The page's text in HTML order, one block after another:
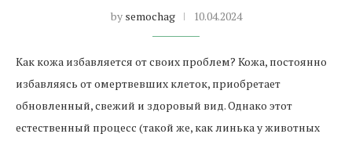
by semochag 10.04.2024
Как кожа избавляется от своих проблем? Кожа, постоянно
избавляясь от омертвевших клеток, приобретает
обновленный, свежий и здоровый вид. Однако этот
естественный процесс (такой же, как линька у животных